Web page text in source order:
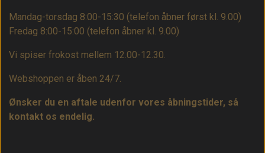
Mandag-torsdag 8:00-15:30 (telefon åbner først kl. 9.00)
Fredag 8:00-15:00 (telefon åbner kl. 9.00)
Vi spiser frokost mellem 12.00-12.30.
Webshoppen er åben 24/7.
Ønsker du en aftale udenfor vores åbningstider, så
kontakt os endelig.